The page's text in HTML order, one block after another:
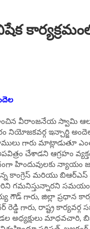
వీరాంజనేయ స్వామి
నియోజకవర్గ ఇన్చార్జి
గారు
చేశాడని ఆగ్రహం
హిందువులకు న్యాయం
కాంగ్రెస్ మరియు బిఆర్ఎస్
గమనిస్తున్నారని సమయం
గారు, జిల్లా ప్రధాన
గారు, రాష్ట్ర
అధ్యక్షులు